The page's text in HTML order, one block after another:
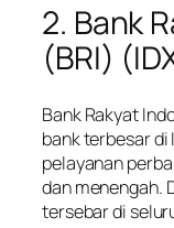
2. Bank
(BRI)
Bank Rakyat
bank terbesar di
pelayanan
dan menengah.
tersebar di